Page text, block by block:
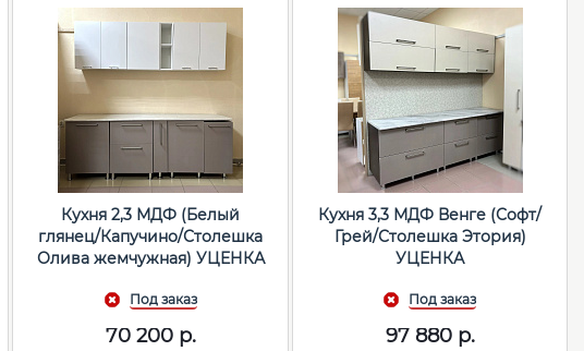
Кухня 2,3 МДФ (Белый
глянец/Капучино/Столешка
Олива жемчужная) УЦЕНКА
70 200р.
Кухня 3,3 МДФ Венге (Софт/
Грей/Столешка Этория)
УЦЕНКА
97 880р.